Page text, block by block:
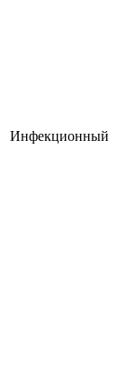
Инфекционный